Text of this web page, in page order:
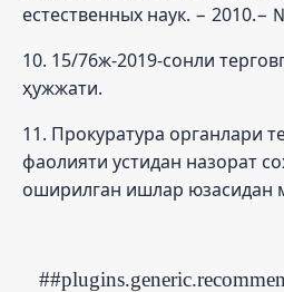
естественных наук. − 2010.−
10. 15/76ж-2019-сонли
ҳужжати.
11. Прокуратура органлари
фаолияти устидан назорат
оширилган ишлар юзасидан